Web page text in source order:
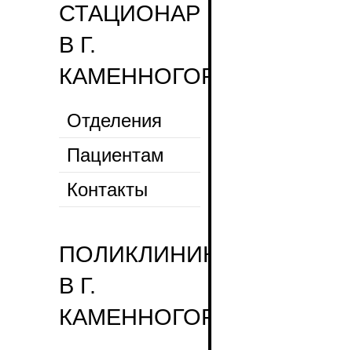
СТАЦИОНАР
В Г.
КАМЕННОГОРСК
Отделения
Пациентам
Контакты
ПОЛИКЛИНИКА
В Г.
КАМЕННОГОРСКЕ